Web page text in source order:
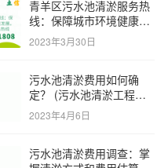
青羊区污水池清淤服务热
线：保障城市环境健康和
可持续发展。 (青羊区污
水池清淤服务热线)
2023年3月30日
污水池清淤费用如何确
定？ (污水池清淤工程价
格多少)
2023年4月6日
污水池清淤费用调查：掌